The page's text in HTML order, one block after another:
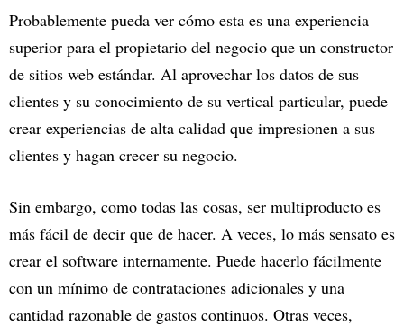
Probablemente pueda ver cómo esta es una experiencia
superior para el propietario del negocio que un constructor
de sitios web estándar. Al aprovechar los datos de sus
clientes y su conocimiento de su vertical particular, puede
crear experiencias de alta calidad que impresionen a sus
clientes y hagan crecer su negocio.
Sin embargo, como todas las cosas, ser multiproducto es
más fácil de decir que de hacer. A veces, lo más sensato es
crear el software internamente. Puede hacerlo fácilmente
con un mínimo de contrataciones adicionales y una
cantidad razonable de gastos continuos. Otras veces,